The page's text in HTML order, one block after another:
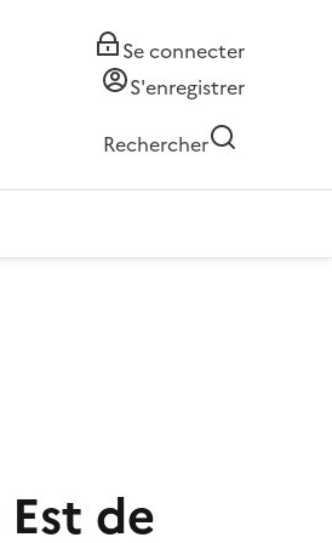
Se connecter
S'enregistrer
Rechercher
de